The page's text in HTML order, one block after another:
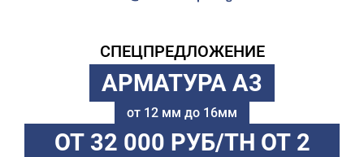
СПЕЦПРЕДЛОЖЕНИЕ
АРМАТУРА А3
от 12 мм до 16мм
ОТ 32 000 РУБ/ТН ОТ 2